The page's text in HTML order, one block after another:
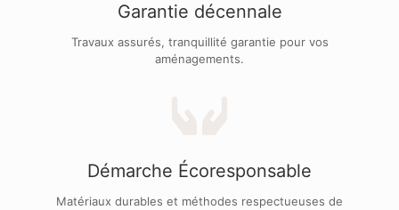
Garantie décennale
Travaux assurés, tranquillité garantie pour vos
aménagements.
Démarche Écoresponsable
Matériaux durables et méthodes respectueuses de